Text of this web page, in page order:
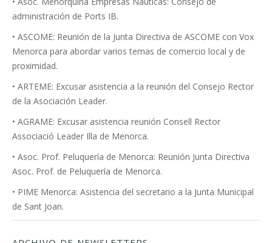
administración de Ports IB.
• ASCOME: Reunión de la Junta Directiva de ASCOME con Vox
Menorca para abordar varios temas de comercio local y de
proximidad.
• ARTEME: Excusar asistencia a la reunión del Consejo Rector
de la Asociación Leader.
• AGRAME: Excusar asistencia reunión Consell Rector
Associació Leader Illa de Menorca.
• Asoc. Prof. Peluquería de Menorca: Reunión Junta Directiva
Asoc. Prof. de Peluquería de Menorca.
• PIME Menorca: Asistencia del secretario a la Junta Municipal
de Sant Joan.